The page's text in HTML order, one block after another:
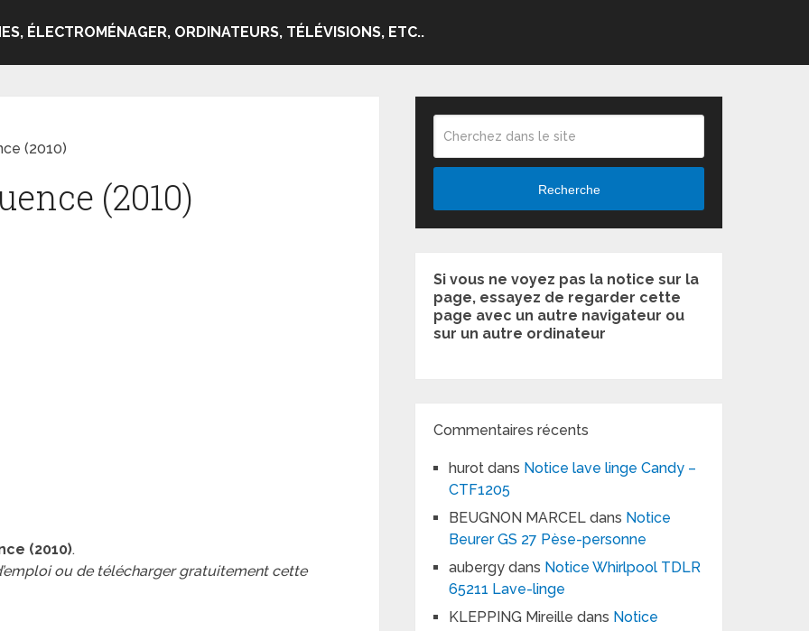
ÉLECTROMÉNAGER, ORDINATEURS, TÉLÉVISIONS, ETC..
(2010)
(2010)
(2010).
ou de télécharger gratuitement cette
Recherche
Si vous ne voyez pas la notice sur la
page, essayez de regarder cette
page avec un autre navigateur ou
sur un autre ordinateur
Commentaires récents
hurot dans Notice lave linge Candy –
CTF1205
BEUGNON MARCEL dans Notice
Beurer GS 27 Pèse-personne
aubergy dans Notice Whirlpool TDLR
65211 Lave-linge
KLEPPING Mireille dans Notice